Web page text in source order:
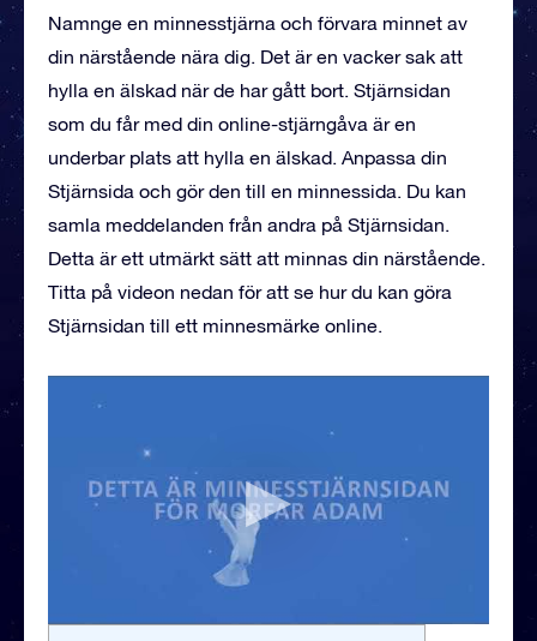
Namnge en minnesstjärna och förvara minnet av
din närstående nära dig. Det är en vacker sak att
hylla en älskad när de har gått bort. Stjärnsidan
som du får med din online-stjärngåva är en
underbar plats att hylla en älskad. Anpassa din
Stjärnsida och gör den till en minnessida. Du kan
samla meddelanden från andra på Stjärnsidan.
Detta är ett utmärkt sätt att minnas din närstående.
Titta på videon nedan för att se hur du kan göra
Stjärnsidan till ett minnesmärke online.